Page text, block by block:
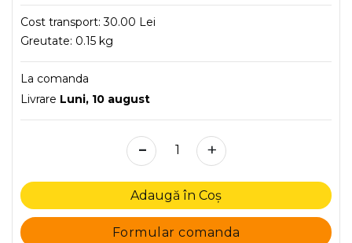
Cost transport:30.00 Lei
Greutate: 0.15 kg
La comanda
Livrare Luni, 10 august
- +
Adaugă în Coș
Formular comanda